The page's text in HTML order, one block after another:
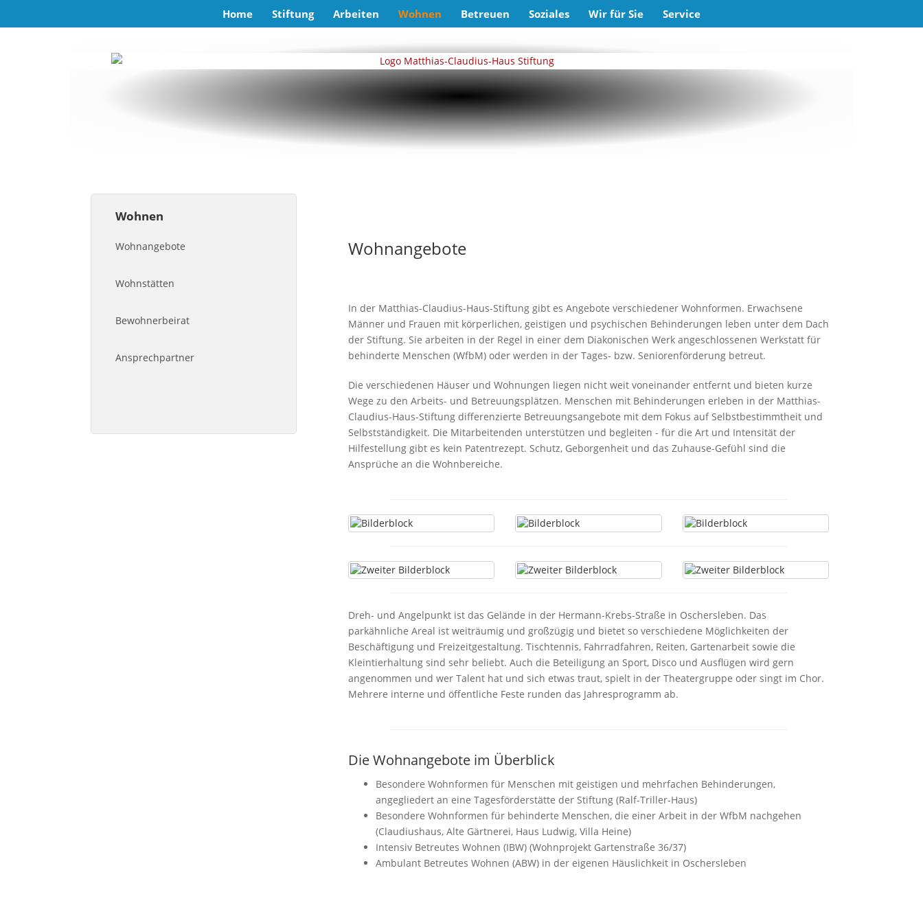
Home Stiftung Arbeiten Wohnen Betreuen Soziales Wir für Sie Service
Wohnen
Wohnangebote
Wohnstätten
Bewohnerbeirat
Ansprechpartner
Wohnangebote
In der Matthias-Claudius-Haus-Stiftung gibt es Angebote verschiedener Wohnformen. Erwachsene
Männer und Frauen mit körperlichen, geistigen und psychischen Behinderungen leben unter dem Dach
der Stiftung. Sie arbeiten in der Regel in einer dem Diakonischen Werk angeschlossenen Werkstatt für
behinderte Menschen (WfbM) oder werden in der Tages- bzw. Seniorenförderung betreut.
Die verschiedenen Häuser und Wohnungen liegen nicht weit voneinander entfernt und bieten kurze
Wege zu den Arbeits- und Betreuungsplätzen. Menschen mit Behinderungen erleben in der Matthias-
Claudius-Haus-Stiftung differenzierte Betreuungsangebote mit dem Fokus auf Selbstbestimmtheit und
Selbstständigkeit. Die Mitarbeitenden unterstützen und begleiten - für die Art und Intensität der
Hilfestellung gibt es kein Patentrezept. Schutz, Geborgenheit und das Zuhause-Gefühl sind die
Ansprüche an die Wohnbereiche.
Dreh- und Angelpunkt ist das Gelände in der Hermann-Krebs-Straße in Oschersleben. Das
parkähnliche Areal ist weiträumig und großzügig und bietet so verschiedene Möglichkeiten der
Beschäftigung und Freizeitgestaltung. Tischtennis, Fahrradfahren, Reiten, Gartenarbeit sowie die
Kleintierhaltung sind sehr beliebt. Auch die Beteiligung an Sport, Disco und Ausflügen wird gern
angenommen und wer Talent hat und sich etwas traut, spielt in der Theatergruppe oder singt im Chor.
Mehrere interne und öffentliche Feste runden das Jahresprogramm ab.
Die Wohnangebote im Überblick
Besondere Wohnformen für Menschen mit geistigen und mehrfachen Behinderungen,
angegliedert an eine Tagesförderstätte der Stiftung (Ralf-Triller-Haus)
Besondere Wohnformen für behinderte Menschen, die einer Arbeit in der WfbM nachgehen
(Claudiushaus, Alte Gärtnerei, Haus Ludwig, Villa Heine)
Intensiv Betreutes Wohnen (IBW) (Wohnprojekt Gartenstraße 36/37)
Ambulant Betreutes Wohnen (ABW) in der eigenen Häuslichkeit in Oschersleben